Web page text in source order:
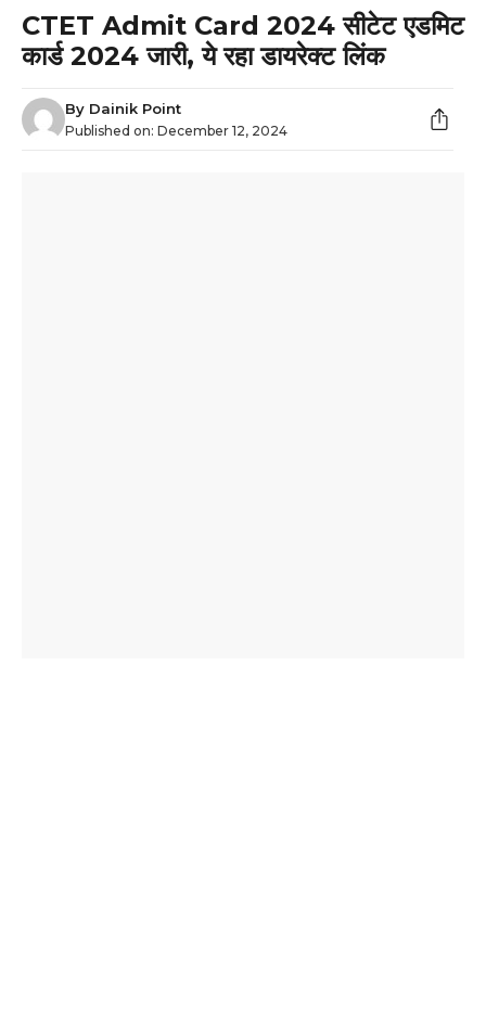
CTET Admit Card 2024 सीटेट एडमिट
कार्ड 2024 जारी, ये रहा डायरेक्ट लिंक
By Dainik Point
Published on: December 12, 2024